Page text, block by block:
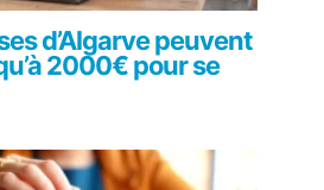
d’Algarve peuvent
2000€ pour se